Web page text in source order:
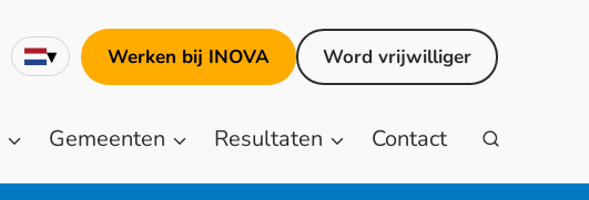
Nederlands
▾ Werken bij INOVA Word vrijwilliger
Gemeenten Resultaten Contact